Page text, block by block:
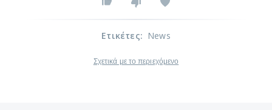
Ετικέτες: News
Σχετικά με το περιεχόμενο